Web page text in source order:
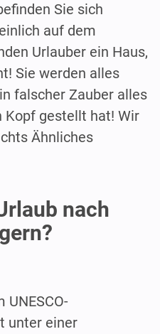
Sie sich
auf dem
Urlauber ein Haus,
Sie werden alles
falscher Zauber alles
Kopf gestellt hat! Wir
Ähnliches
nach
UNESCO-
unter einer